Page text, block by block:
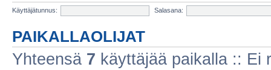
Käyttäjätunnus:
Salasana:
PAIKALLAOLIJAT
Yhteensä 7 käyttäjää paikalla :: Ei